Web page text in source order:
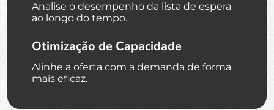
Analise o desempenho da lista de espera
ao longo do tempo.
Otimização de Capacidade
Alinhe a oferta com a demanda de forma
mais eficaz.